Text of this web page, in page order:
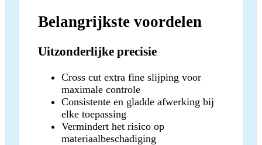
Belangrijkste voordelen
Uitzonderlijke precisie
Cross cut extra fine slijping voor
maximale controle
Consistente en gladde afwerking bij
elke toepassing
Vermindert het risico op
materiaalbeschadiging